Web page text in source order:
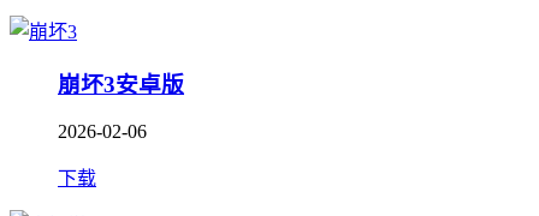
崩坏3安卓版
2026-02-06
下载